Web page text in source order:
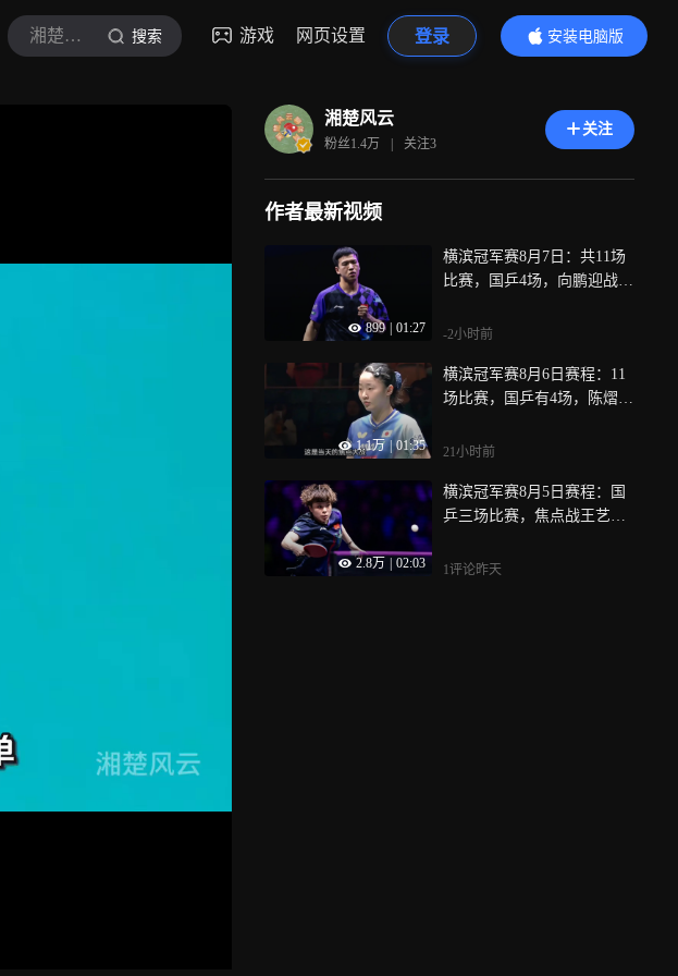
湘楚风云 搜索 游戏 网页设置 登录
安装电脑版
内容更精彩
湘楚风云
粉丝1.4万 | 关注3
关注
作者最新视频
899 01:27
横滨冠军赛8月7日：共11场
比赛，国乒4场，向鹏迎战张
-2小时前
1.1万 01:35
横滨冠军赛8月6日赛程：11
场比赛，国乒有4场，陈熠迎
21小时前
2.8万 02:03
横滨冠军赛8月5日赛程：国
乒三场比赛，焦点战王艺迪
1评论昨天